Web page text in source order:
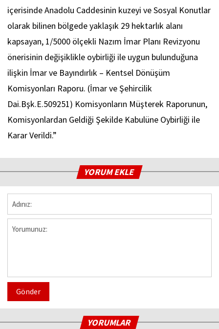
içerisinde Anadolu Caddesinin kuzeyi ve Sosyal Konutlar
olarak bilinen bölgede yaklaşık 29 hektarlık alanı
kapsayan, 1/5000 ölçekli Nazım İmar Planı Revizyonu
önerisinin değişiklikle oybirliği ile uygun bulunduğuna
ilişkin İmar ve Bayındırlık – Kentsel Dönüşüm
Komisyonları Raporu. (İmar ve Şehircilik
Dai.Bşk.E.509251) Komisyonların Müşterek Raporunun,
Komisyonlardan Geldiği Şekilde Kabulüne Oybirliği ile
Karar Verildi.”
YORUM EKLE
Gönder
YORUMLAR